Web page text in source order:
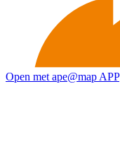
Open met ape@map APP